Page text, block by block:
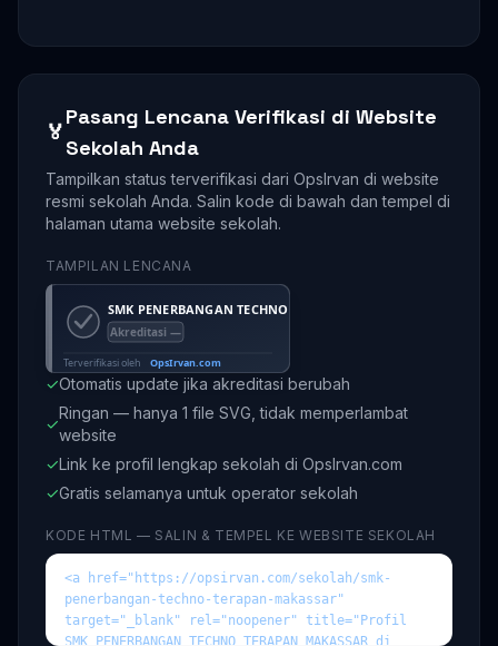
🏅
Pasang Lencana Verifikasi di Website
Sekolah Anda
Tampilkan status terverifikasi dari OpsIrvan di website
resmi sekolah Anda. Salin kode di bawah dan tempel di
halaman utama website sekolah.
TAMPILAN LENCANA
✓Otomatis update jika akreditasi berubah
✓
Ringan — hanya 1 file SVG, tidak memperlambat
website
✓Link ke profil lengkap sekolah di OpsIrvan.com
✓Gratis selamanya untuk operator sekolah
KODE HTML — SALIN & TEMPEL KE WEBSITE SEKOLAH